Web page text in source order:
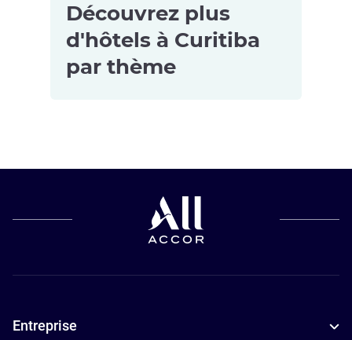
Découvrez plus
d'hôtels à Curitiba
par thème
les petits
Curitiba
Entreprise